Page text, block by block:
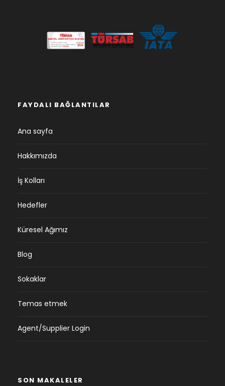
FAYDALI BAĞLANTILAR
Ana sayfa
Hakkımızda
İş Kolları
Hedefler
Küresel Ağımız
Blog
Sokaklar
Temas etmek
Agent/Supplier Login
SON MAKALELER